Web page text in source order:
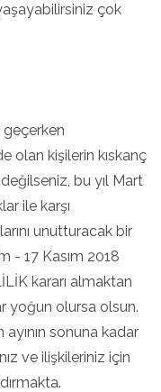
çok
olan kişilerin kıskanç
bu yıl Mart
ile karşı
unutturacak bir
- 17 Kasım 2018
kararı almaktan
yoğun olursa olsun.
sonuna kadar
ve ilişkileriniz için